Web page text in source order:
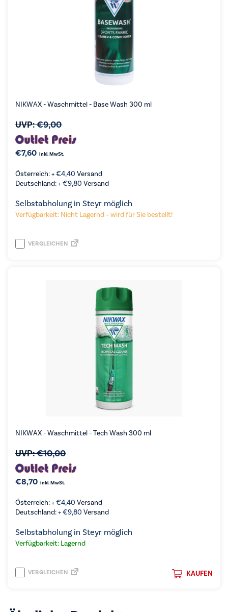
NIKWAX - Waschmittel - Base Wash 300 ml
UVP:€9,00
€7,60 inkl. MwSt.
Österreich: +€4,40 Versand
Deutschland: +€9,80 Versand
Selbstabholung in Steyr möglich
Verfügbarkeit: Nicht Lagernd – wird für Sie bestellt!
VERGLEICHEN
NIKWAX - Waschmittel - Tech Wash 300 ml
UVP:€10,00
€8,70 inkl. MwSt.
Österreich: +€4,40 Versand
Deutschland: +€9,80 Versand
Selbstabholung in Steyr möglich
Verfügbarkeit: Lagernd
KAUFEN
VERGLEICHEN